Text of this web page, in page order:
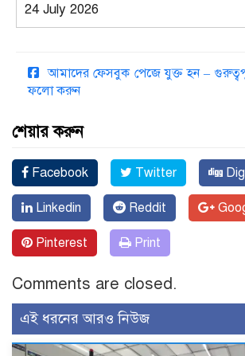
24 July 2026
আমাদের ফেসবুক পেজে যুক্ত হন –
ফলো করুন
শেয়ার করুন
Facebook Twitter
Linkedin Reddit
Pinterest Print
Comments are closed.
এই ধরনের আরও নিউজ